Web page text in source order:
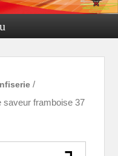
/
saveur framboise 37